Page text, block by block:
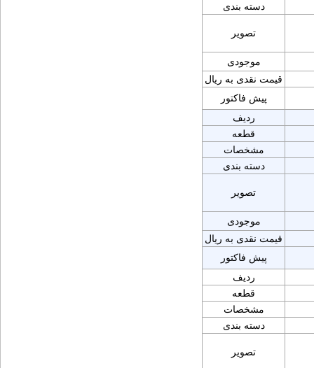
دسته بندی
تصویر
موجودی
قیمت نقدی به ریال
پیش فاکتور
ردیف
قطعه
مشخصات
دسته بندی
تصویر
موجودی
قیمت نقدی به ریال
پیش فاکتور
ردیف
قطعه
مشخصات
دسته بندی
تصویر